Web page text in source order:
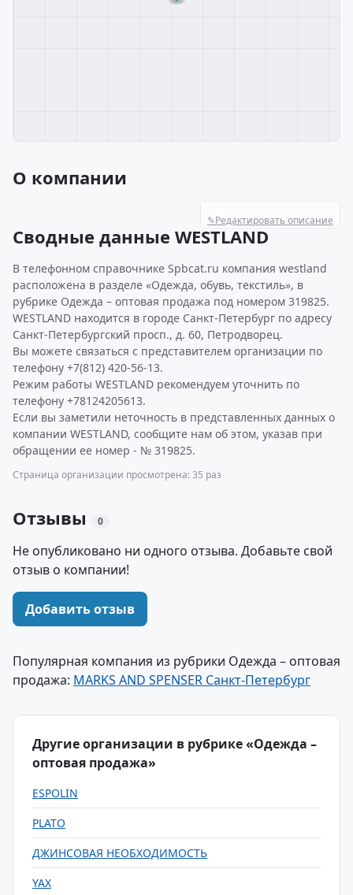
О компании
✎Редактировать описание
Сводные данные WESTLAND
В телефонном справочнике Spbcat.ru компания westland
расположена в разделе «Одежда, обувь, текстиль», в
рубрике Одежда – оптовая продажа под номером 319825.
WESTLAND находится в городе Санкт-Петербург по адресу
Санкт-Петербургский просп., д. 60, Петродворец.
Вы можете связаться с представителем организации по
телефону +7(812) 420-56-13.
Режим работы WESTLAND рекомендуем уточнить по
телефону +78124205613.
Если вы заметили неточность в представленных данных о
компании WESTLAND, сообщите нам об этом, указав при
обращении ее номер - № 319825.
Страница организации просмотрена: 35 раз
Отзывы 0
Не опубликовано ни одного отзыва. Добавьте свой
отзыв о компании!
Добавить отзыв
Популярная компания из рубрики Одежда – оптовая
продажа: MARKS AND SPENSER Санкт-Петербург
Другие организации в рубрике «Одежда –
оптовая продажа»
ESPOLIN
PLATO
ДЖИНСОВАЯ НЕОБХОДИМОСТЬ
YAX